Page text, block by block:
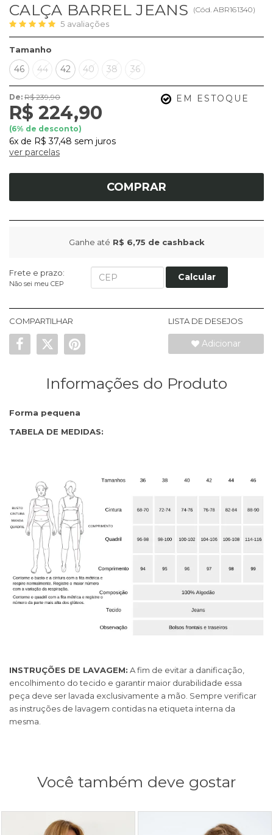
CALÇA BARREL JEANS (Cód.ABR161340)
5 avaliações
Tamanho
46 44 42 40 38 36
De: R$ 239,90
R$ 224,90
(6% de desconto)
6x de R$ 37,48 sem juros
ver parcelas
EM ESTOQUE
COMPRAR
Ganhe até R$ 6,75 de cashback
Frete e prazo:
Não sei meu CEP
Calcular
COMPARTILHAR LISTA DE DESEJOS
Adicionar
Informações do Produto
Forma pequena
TABELA DE MEDIDAS:
INSTRUÇÕES DE LAVAGEM: A fim de evitar a danificação,
encolhimento do tecido e garantir maior durabilidade essa
peça deve ser lavada exclusivamente a mão. Sempre verificar
as instruções de lavagem contidas na etiqueta interna da
mesma.
Você também deve gostar